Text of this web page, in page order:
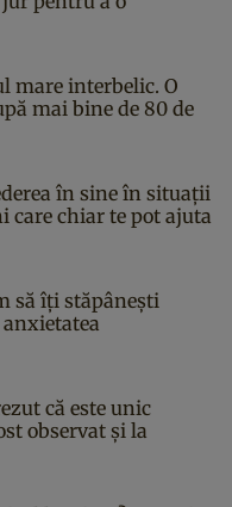
mare interbelic. O
mai bine de 80 de
în sine în situații
care chiar te pot ajuta
să îți stăpânești
că este unic
observat și la